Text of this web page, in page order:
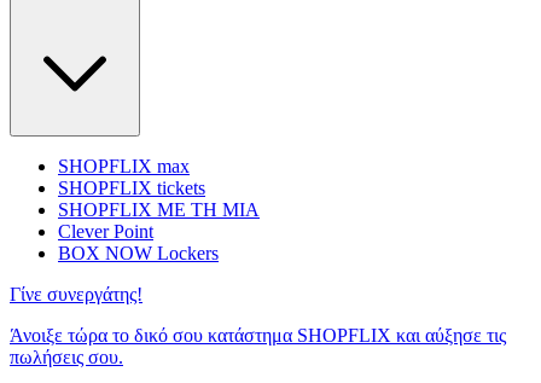
SHOPFLIX max
SHOPFLIX tickets
SHOPFLIX ΜΕ ΤΗ ΜΙΑ
Clever Point
BOX NOW Lockers
Γίνε συνεργάτης!
Άνοιξε τώρα το δικό σου κατάστημα SHOPFLIX και αύξησε τις
πωλήσεις σου.